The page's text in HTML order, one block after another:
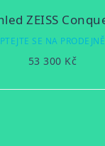
PTEJTE SE NA PRODEJNĚ
53 300 Kč